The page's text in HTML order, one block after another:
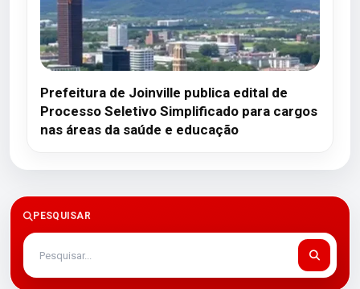
Prefeitura de Joinville publica edital de
Processo Seletivo Simplificado para cargos
nas áreas da saúde e educação
PESQUISAR